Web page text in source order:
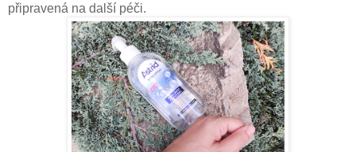
připravená na další péči.